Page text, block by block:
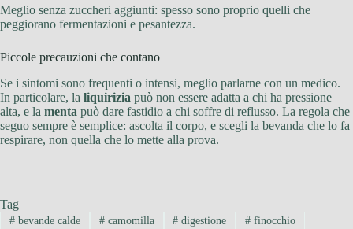
Meglio senza zuccheri aggiunti: spesso sono proprio quelli che
peggiorano fermentazioni e pesantezza.
Piccole precauzioni che contano
Se i sintomi sono frequenti o intensi, meglio parlarne con un medico.
In particolare, la liquirizia può non essere adatta a chi ha pressione
alta, e la menta può dare fastidio a chi soffre di reflusso. La regola che
seguo sempre è semplice: ascolta il corpo, e scegli la bevanda che lo fa
respirare, non quella che lo mette alla prova.
Tag
#bevande calde #camomilla # digestione # finocchio